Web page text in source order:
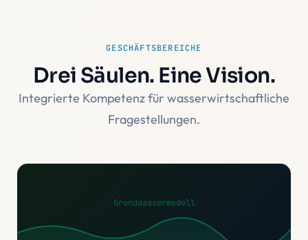
GESCHÄFTSBEREICHE
Drei Säulen. Eine Vision.
Integrierte Kompetenz für wasserwirtschaftliche
Fragestellungen.
Grundwassermodell